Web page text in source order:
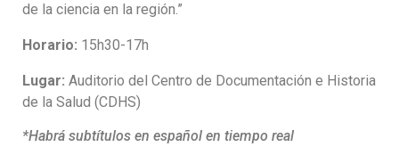
de la ciencia en la región.”
Horario: 15h30-17h
Lugar: Auditorio del Centro de Documentación e Historia
de la Salud (CDHS)
*Habrá subtítulos en español en tiempo real